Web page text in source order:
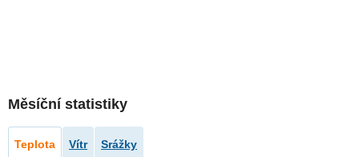
Měsíční statistiky
Teplota Vítr Srážky